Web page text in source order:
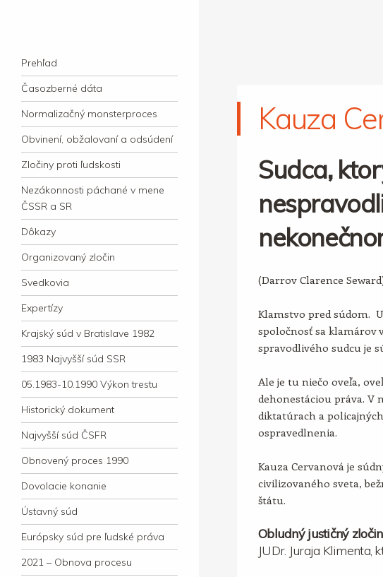
súdny proces v dejnách slovenskej justície
Navigation
Skip to content
Prehľad
Časozberné dáta
Normalizačný monsterproces
Obvinení, obžalovaní a odsúdení
Zločiny proti ľudskosti
Nezákonnosti páchané v mene
ČSSR a SR
Dôkazy
Organizovaný zločin
Svedkovia
Expertízy
Krajský súd v Bratislave 1982
1983 Najvyšší súd SSR
05.1983-10.1990 Výkon trestu
Historický dokument
Najvyšší súd ČSFR
Obnovený proces 1990
Dovolacie konanie
Ústavný súd
Európsky súd pre ľudské práva
2021 – Obnova procesu
Kauza
Sudca,
(Darrov Clarence
Klamstvo pred súdom.
spoločnosť sa klamárov
spravodlivého sudcu je
Ale je tu niečo oveľa,
dehonestáciou práva. V
diktatúrach a
ospravedlnenia.
Kauza Cervanová je
civilizovaného sveta,
štátu.
Obludný justičný zločin
JUDr. Juraja Klimenta,